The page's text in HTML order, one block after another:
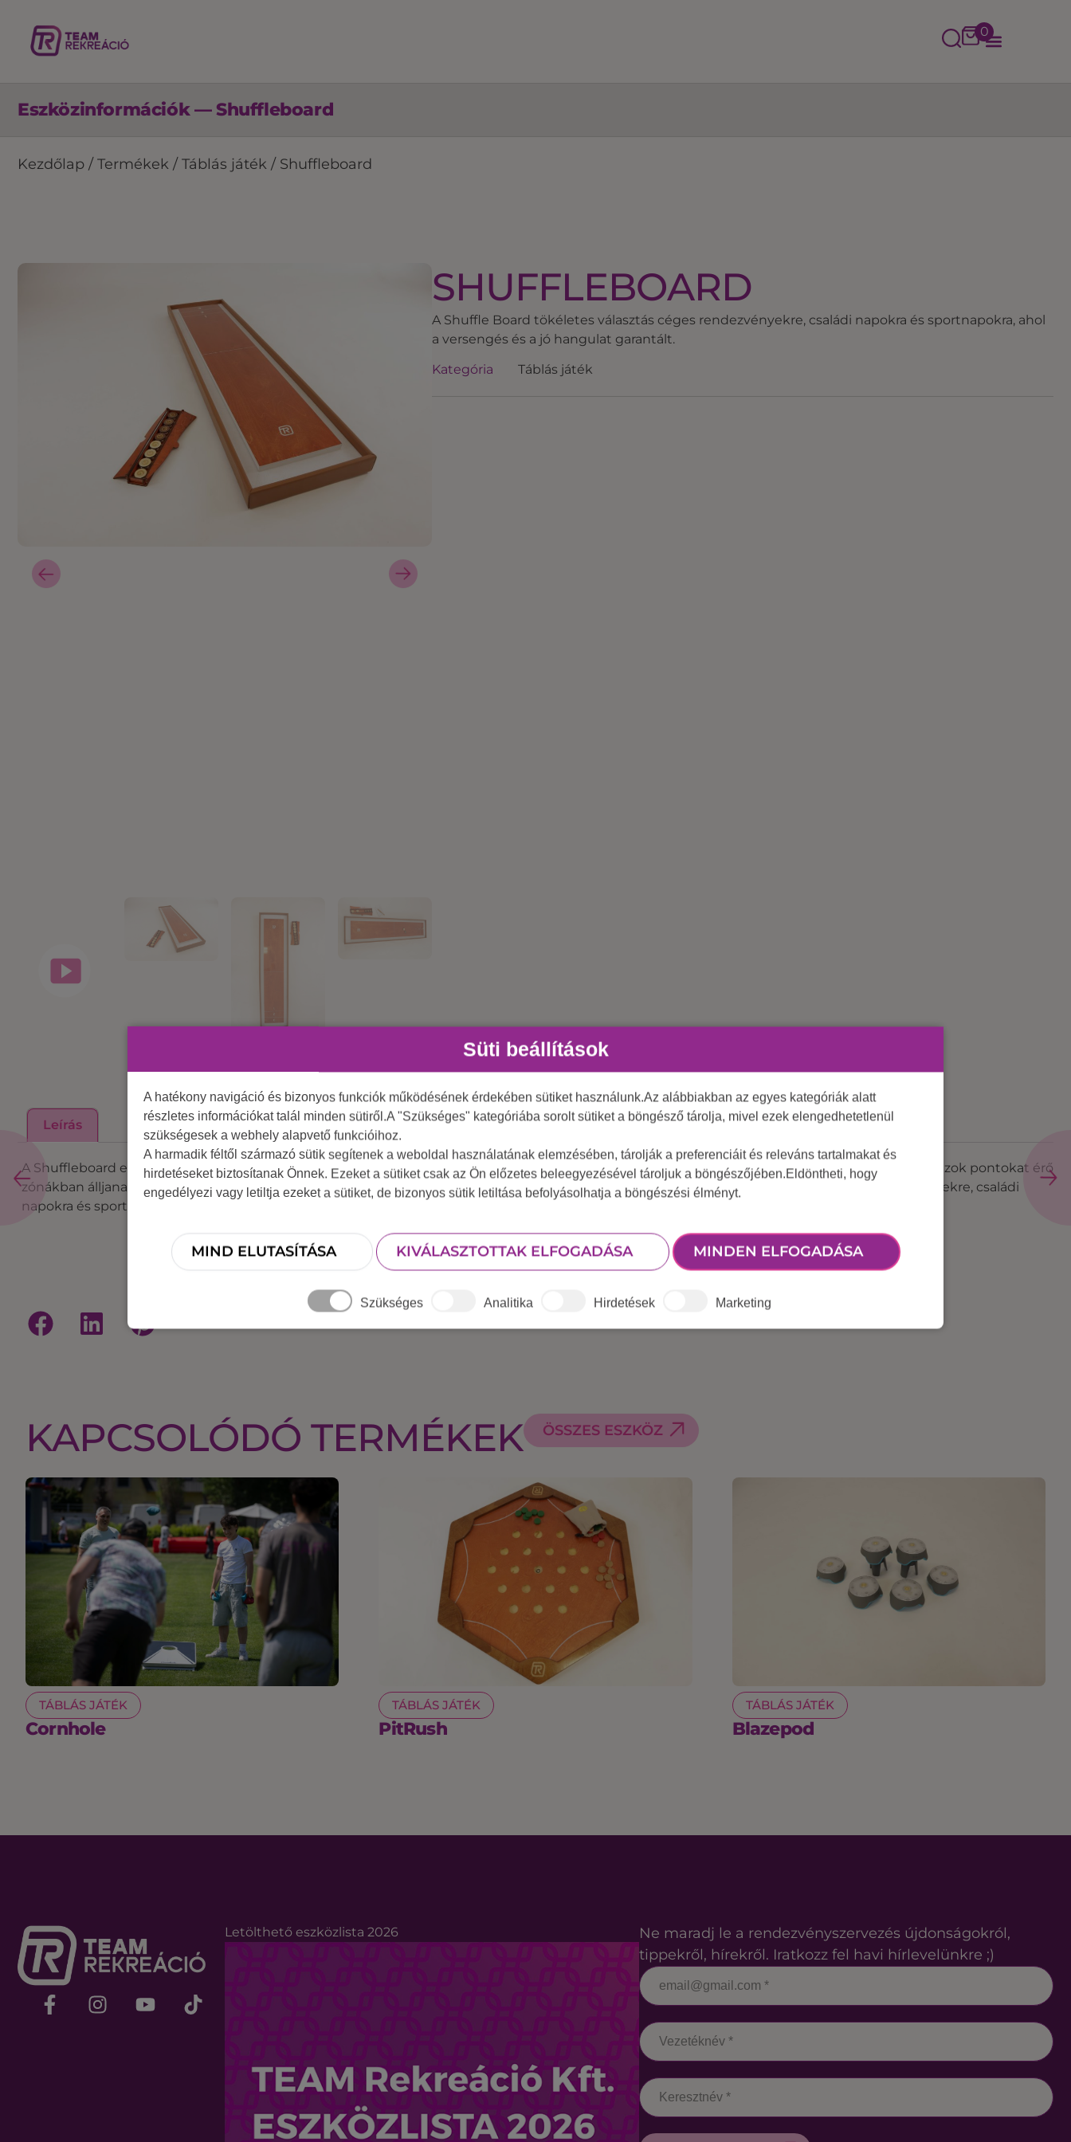
0
Eszközinformációk — Shuffleboard
Kezdőlap / Termékek / Táblás játék / Shuffleboard
SHUFFLEBOARD
A Shuffle Board tökéletes választás céges rendezvényekre, családi napokra és sportnapokra, ahol
a versengés és a jó hangulat garantált.
Kategória Táblás játék
Leírás
A Shuffleboard egy népszerű ügyességi játék, ahol egy hosszú, sima pályán fából vagy műanyagból készült korongokat kell meglökni úgy, hogy azok pontokat érő
zónákban álljanak meg. Fejleszti a precizitást, a stratégiai gondolkodást és a koncentrációt.A Shuffle Board tökéletes választás céges rendezvényekre, családi
napokra és sportnapokra, ahol a versengés és a jó hangulat garantált.
KAPCSOLÓDÓ TERMÉKEK ÖSSZES ESZKÖZ
TÁBLÁS JÁTÉK
Cornhole
TÁBLÁS JÁTÉK
PitRush
TÁBLÁS JÁTÉK
Blazepod
Letölthető eszközlista 2026
Ne maradj le a rendezvényszervezés újdonságokról,
tippekről, hírekről. Iratkozz fel havi hírlevelünkre ;)
Süti beállítások
A hatékony navigáció és bizonyos funkciók működésének érdekében sütiket használunk.Az alábbiakban az egyes kategóriák alatt
részletes információkat talál minden sütiről.A "Szükséges" kategóriába sorolt sütiket a böngésző tárolja, mivel ezek elengedhetetlenül
szükségesek a webhely alapvető funkcióihoz.
A harmadik féltől származó sütik segítenek a weboldal használatának elemzésében, tárolják a preferenciáit és releváns tartalmakat és
hirdetéseket biztosítanak Önnek. Ezeket a sütiket csak az Ön előzetes beleegyezésével tároljuk a böngészőjében.Eldöntheti, hogy
engedélyezi vagy letiltja ezeket a sütiket, de bizonyos sütik letiltása befolyásolhatja a böngészési élményt.
MIND ELUTASÍTÁSA KIVÁLASZTOTTAK ELFOGADÁSA MINDEN ELFOGADÁSA
Szükséges Analitika Hirdetések Marketing